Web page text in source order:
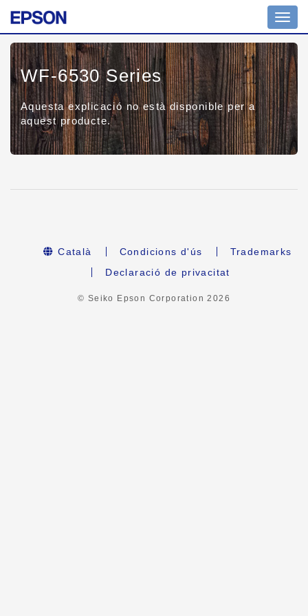
WF-6530 Series
Aquesta explicació no està disponible per a
aquest producte.
Català Condicions d'ús
Trademarks
Declaració de privacitat
© Seiko Epson Corporation2026